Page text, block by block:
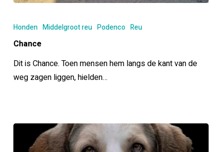
Honden Middelgroot reu Podenco Reu
Chance
Dit is Chance. Toen mensen hem langs de kant van de
weg zagen liggen, hielden…